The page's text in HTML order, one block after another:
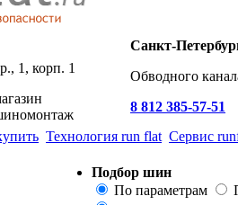
1, корп. 1
Санкт-
Обводного
8 812 385-57-51
Технология run flat Сервис
Подбор шин
По параметрам